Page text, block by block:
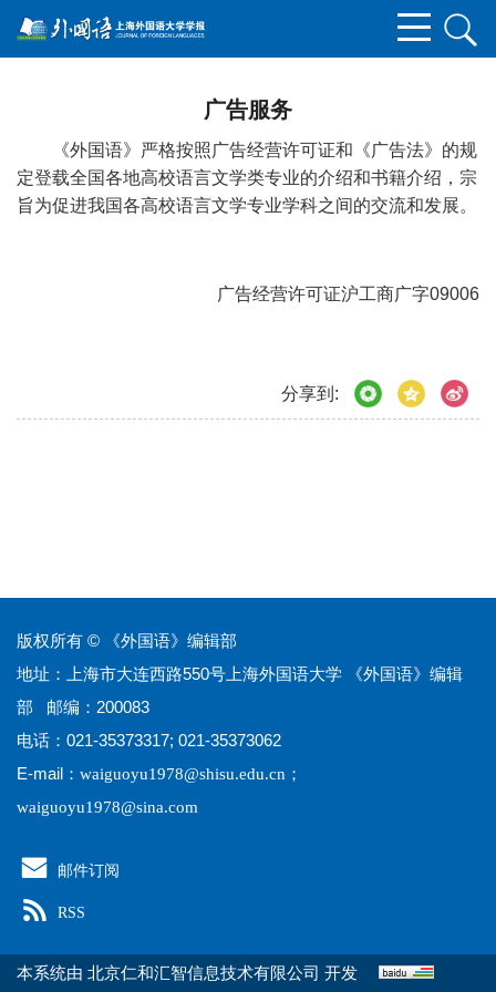
广告服务
《外国语》严格按照广告经营许可证和《广告法》的规
定登载全国各地高校语言文学类专业的介绍和书籍介绍，宗
旨为促进我国各高校语言文学专业学科之间的交流和发展。
广告经营许可证沪工商广字09006
分享到:
版权所有 © 《外国语》编辑部
地址：上海市大连西路550号上海外国语大学 《外国语》编辑
部 邮编：200083
电话：021-35373317; 021-35373062
E-mail： waiguoyu1978@shisu.edu.cn ；
waiguoyu1978@sina.com
邮件订阅
RSS
本系统由 北京仁和汇智信息技术有限公司 开发